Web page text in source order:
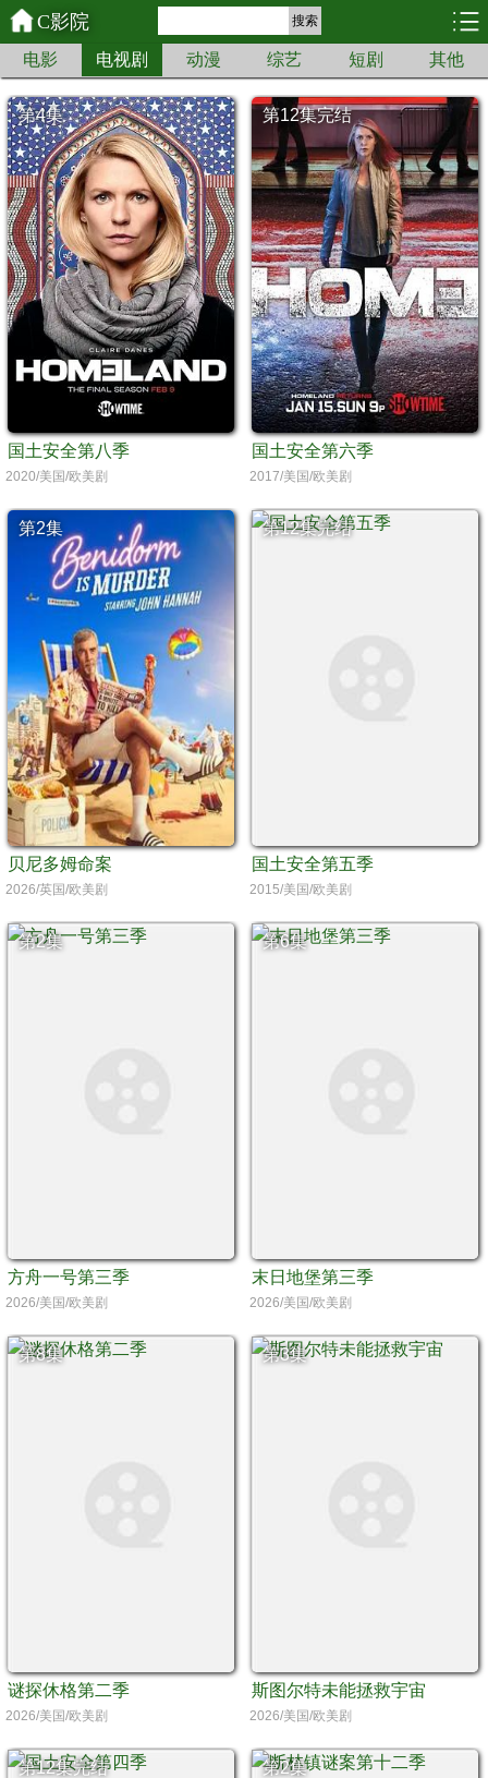
C影院 搜索
电影 电视剧 动漫 综艺 短剧 其他
第4集
国土安全第八季
2020/美国/欧美剧
第12集完结
国土安全第六季
2017/美国/欧美剧
第2集
贝尼多姆命案
2026/英国/欧美剧
第12集完结
国土安全第五季
2015/美国/欧美剧
第2集
方舟一号第三季
2026/美国/欧美剧
第6集
末日地堡第三季
2026/美国/欧美剧
第8集
谜探休格第二季
2026/美国/欧美剧
第3集
斯图尔特未能拯救宇宙
2026/美国/欧美剧
第12集完结 第2集